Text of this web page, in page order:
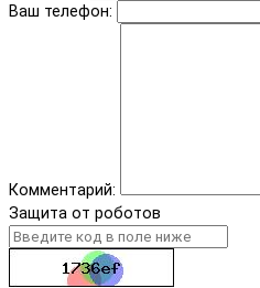
Ваш телефон:
Комментарий:
Защита от роботов